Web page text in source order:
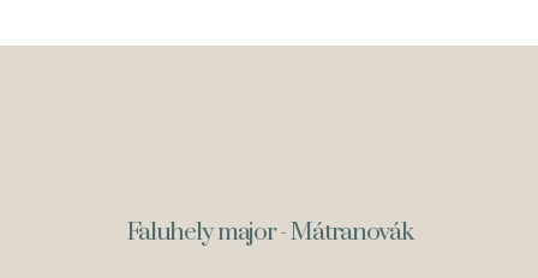
Faluhely major - Mátranovák